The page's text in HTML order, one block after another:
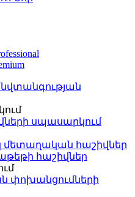
սպասարկում
մետաղական հաշիվներ
հաշիվներ
փոխանցումների